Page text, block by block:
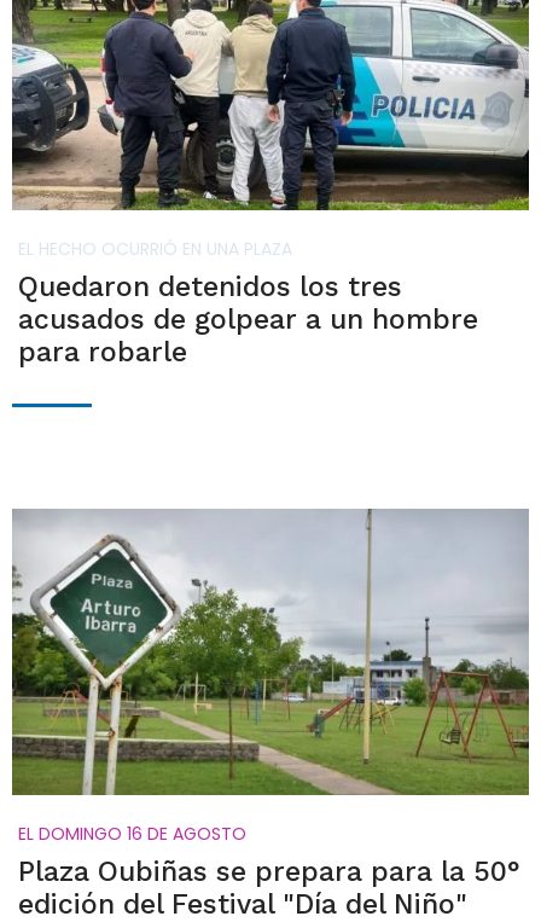
EL HECHO OCURRIÓ EN UNA PLAZA
Quedaron detenidos los tres
acusados de golpear a un hombre
para robarle
EL DOMINGO 16 DE AGOSTO
Plaza Oubiñas se prepara para la 50°
edición del Festival "Día del Niño"